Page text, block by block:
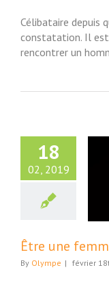
Célibataire depuis
constatation. Il est
rencontrer un
18
02, 2019
femme en
et Société
Être une
By Olympe | février